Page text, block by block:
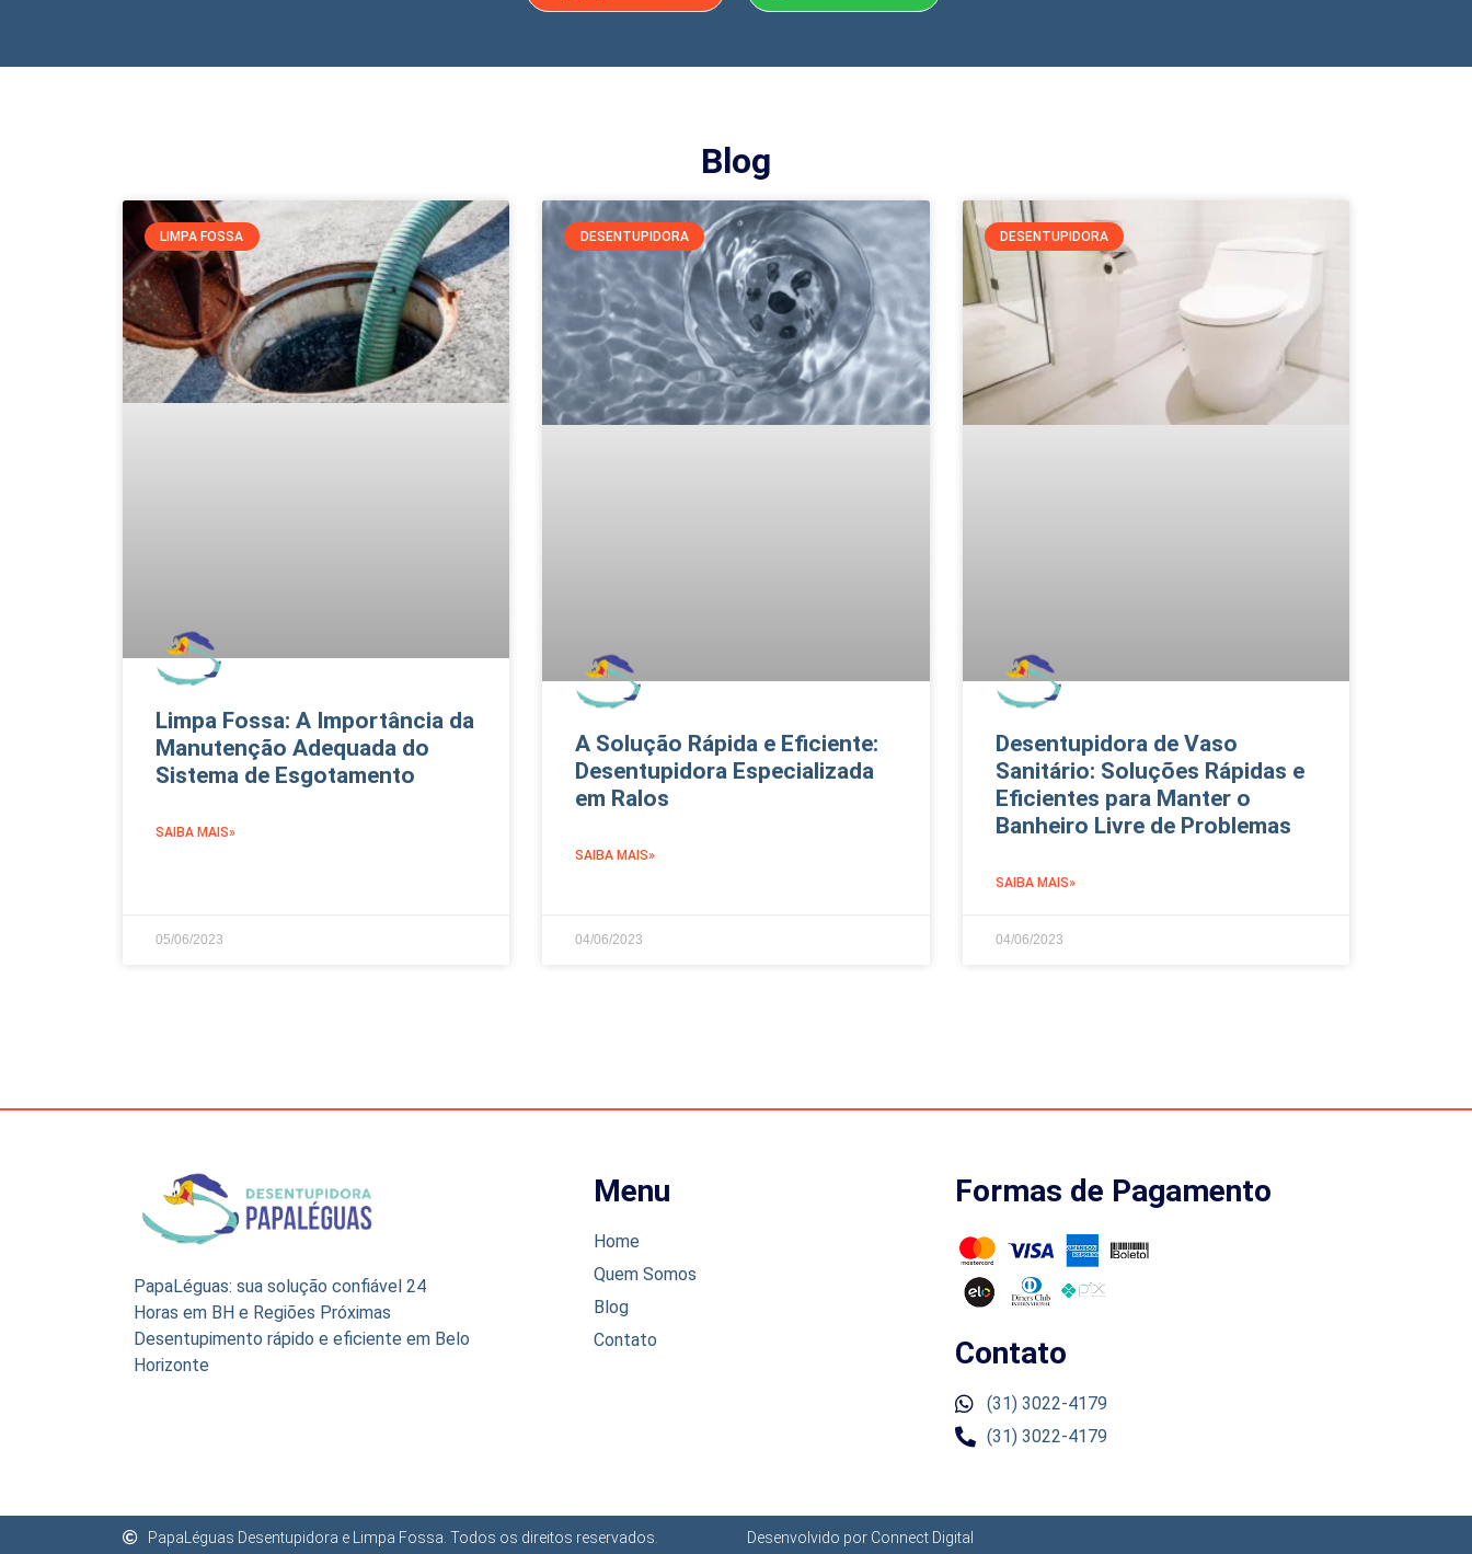
Blog
LIMPA FOSSA
Limpa Fossa: A Importância da
Manutenção Adequada do
Sistema de Esgotamento
SAIBA MAIS»
05/06/2023
DESENTUPIDORA
A Solução Rápida e Eficiente:
Desentupidora Especializada
em Ralos
SAIBA MAIS»
04/06/2023
DESENTUPIDORA
Desentupidora de Vaso
Sanitário: Soluções Rápidas e
Eficientes para Manter o
Banheiro Livre de Problemas
SAIBA MAIS»
04/06/2023
PapaLéguas: sua solução confiável 24
Horas em BH e Regiões Próximas
Desentupimento rápido e eficiente em Belo
Horizonte
Menu
Home
Quem Somos
Blog
Contato
Formas de Pagamento
Contato
(31) 3022-4179
(31) 3022-4179
PapaLéguas Desentupidora e Limpa Fossa. Todos os direitos reservados. Desenvolvido por Connect Digital